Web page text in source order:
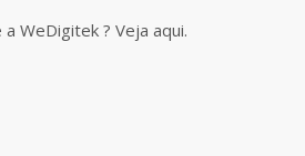
WeDigitek ? Veja aqui.